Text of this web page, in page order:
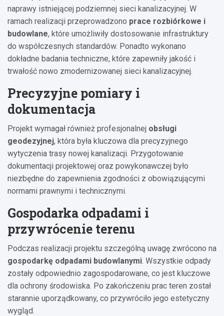
naprawy istniejącej podziemnej sieci kanalizacyjnej. W
ramach realizacji przeprowadzono prace rozbiórkowe i
budowlane, które umożliwiły dostosowanie infrastruktury
do współczesnych standardów. Ponadto wykonano
dokładne badania techniczne, które zapewniły jakość i
trwałość nowo zmodernizowanej sieci kanalizacyjnej.
Precyzyjne pomiary i
dokumentacja
Projekt wymagał również profesjonalnej obsługi
geodezyjnej, która była kluczowa dla precyzyjnego
wytyczenia trasy nowej kanalizacji. Przygotowanie
dokumentacji projektowej oraz powykonawczej było
niezbędne do zapewnienia zgodności z obowiązującymi
normami prawnymi i technicznymi.
Gospodarka odpadami i
przywrócenie terenu
Podczas realizacji projektu szczególną uwagę zwrócono na
gospodarkę odpadami budowlanymi. Wszystkie odpady
zostały odpowiednio zagospodarowane, co jest kluczowe
dla ochrony środowiska. Po zakończeniu prac teren został
starannie uporządkowany, co przywróciło jego estetyczny
wygląd.